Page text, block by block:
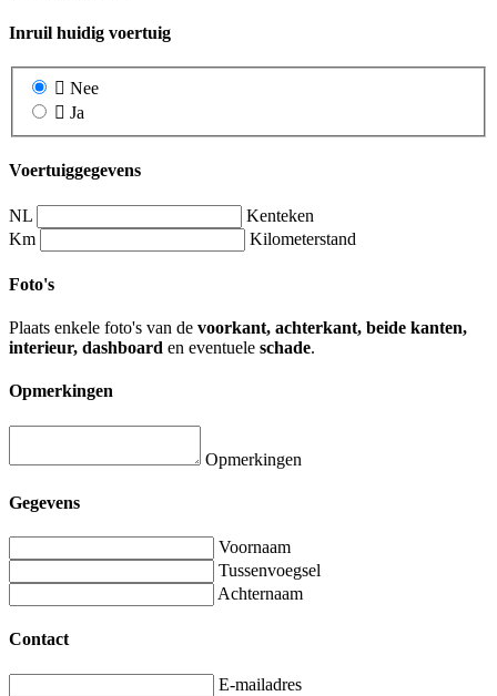
Inruil huidig voertuig
Nee
Ja
Voertuiggegevens
NL
Kenteken
Km
Kilometerstand
Foto's
Plaats enkele foto's van de voorkant, achterkant, beide kanten,
interieur, dashboard en eventuele schade.
Opmerkingen
Opmerkingen
Gegevens
Voornaam
Tussenvoegsel
Achternaam
Contact
E-mailadres